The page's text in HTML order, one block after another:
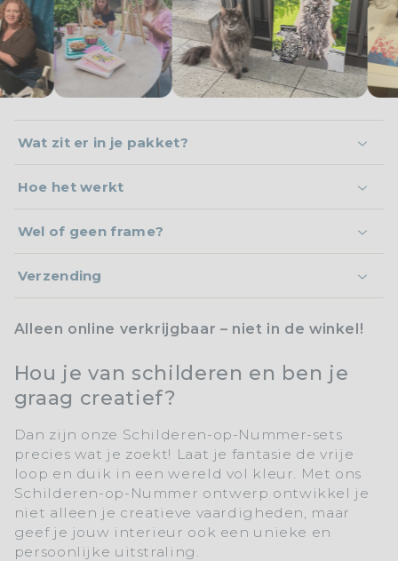
Wat zit er in je pakket?
Hoe het werkt
Wel of geen frame?
Verzending
Alleen online verkrijgbaar – niet in de winkel!
Hou je van schilderen en ben je
graag creatief?
Dan zijn onze Schilderen-op-Nummer-sets
precies wat je zoekt! Laat je fantasie de vrije
loop en duik in een wereld vol kleur. Met ons
Schilderen-op-Nummer ontwerp ontwikkel je
niet alleen je creatieve vaardigheden, maar
geef je jouw interieur ook een unieke en
persoonlijke uitstraling.